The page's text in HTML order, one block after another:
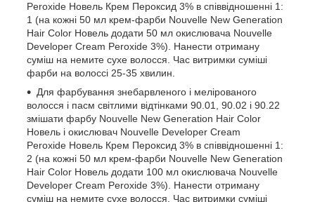
Peroxide Новель Крем Пероксид 3% в співвідношенні 1:
1 (на кожні 50 мл крем-фарби Nouvelle New Generation
Hair Color Новель додати 50 мл окислювача Nouvelle
Developer Cream Peroxide 3%). Нанести отриману
суміш на немите сухе волосся. Час витримки суміші
фарби на волоссі 25-35 хвилин.
Для фарбування знебарвленого і мелірованого
волосся і пасм світлими відтінками 90.01, 90.02 і 90.22
змішати фарбу Nouvelle New Generation Hair Color
Новель і окислювач Nouvelle Developer Cream
Peroxide Новель Крем Пероксид 3% в співвідношенні 1:
2 (на кожні 50 мл крем-фарби Nouvelle New Generation
Hair Color Новель додати 100 мл окислювача Nouvelle
Developer Cream Peroxide 3%). Нанести отриману
суміш на немите сухе волосся. Час витримки суміші